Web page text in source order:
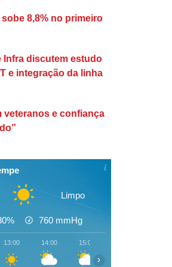
8,8% no primeiro
Infra discutem estudo
e integração da linha
e confiança
Limpo
760 mmHg
13:00 14:00 15:00
›